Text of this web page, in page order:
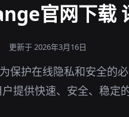
官网下载
更新于 2026年3月16日
保护在线隐私和安全的
提供快速、安全、稳定